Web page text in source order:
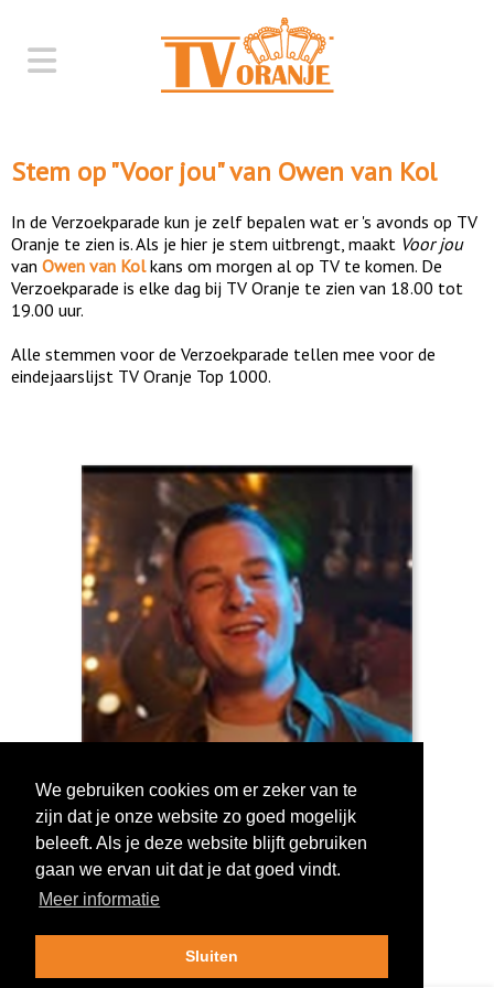
Stem op "Voor jou" van Owen van Kol
In de Verzoekparade kun je zelf bepalen wat er 's avonds op TV
Oranje te zien is. Als je hier je stem uitbrengt, maakt Voor jou
van Owen van Kolkans om morgen al op TV te komen. De
Verzoekparade is elke dag bij TV Oranje te zien van 18.00 tot
19.00 uur.
Alle stemmen voor de Verzoekparade tellen mee voor de
eindejaarslijst TV Oranje Top 1000.
Log in om te stemmen!
We gebruiken cookies om er zeker van te
zijn dat je onze website zo goed mogelijk
beleeft. Als je deze website blijft gebruiken
gaan we ervan uit dat je dat goed vindt.
Meer informatie
Sluiten